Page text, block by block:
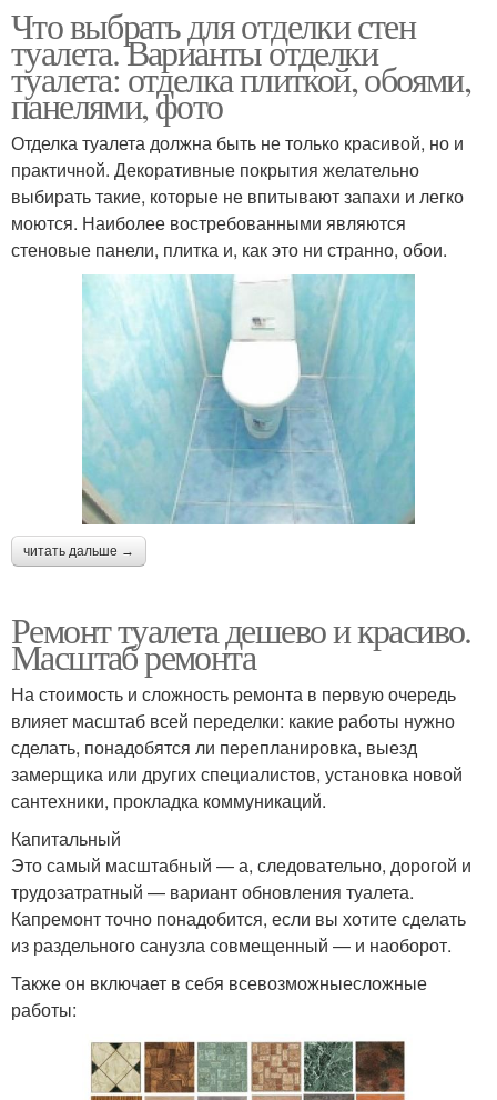
Что выбрать для отделки стен
туалета. Варианты отделки
туалета: отделка плиткой, обоями,
панелями, фото
Отделка туалета должна быть не только красивой, но и
практичной. Декоративные покрытия желательно
выбирать такие, которые не впитывают запахи и легко
моются. Наиболее востребованными являются
стеновые панели, плитка и, как это ни странно, обои.
читать дальше →
Ремонт туалета дешево и красиво.
Масштаб ремонта
На стоимость и сложность ремонта в первую очередь
влияет масштаб всей переделки: какие работы нужно
сделать, понадобятся ли перепланировка, выезд
замерщика или других специалистов, установка новой
сантехники, прокладка коммуникаций.
Капитальный
Это самый масштабный — а, следовательно, дорогой и
трудозатратный — вариант обновления туалета.
Капремонт точно понадобится, если вы хотите сделать
из раздельного санузла совмещенный — и наоборот.
Также он включает в себя всевозможныесложные
работы: